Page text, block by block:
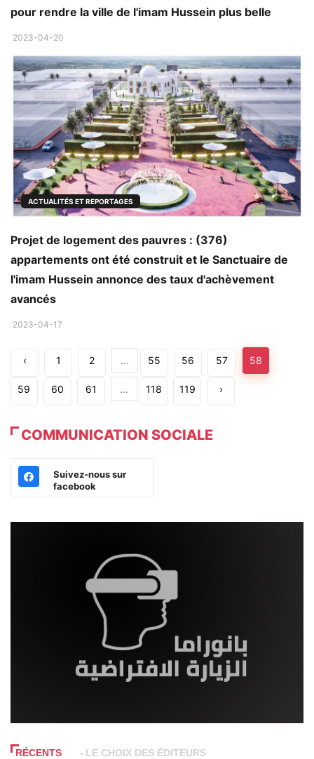
pour rendre la ville de l'imam Hussein plus belle
2023-04-20
ACTUALITÉS ET REPORTAGES
Projet de logement des pauvres : (376)
appartements ont été construit et le Sanctuaire de
l'imam Hussein annonce des taux d'achèvement
avancés
2023-04-17
‹ 1 2 ... 55 56 57 58
59 60 61 ... 118 119 ›
COMMUNICATION SOCIALE
Suivez-nous sur
facebook
RÉCENTS
LE CHOIX DES ÉDITEURS